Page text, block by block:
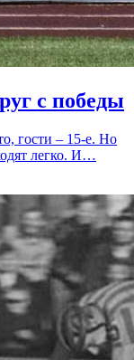
с победы
гости – 15-е. Но
легко. И…